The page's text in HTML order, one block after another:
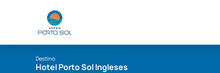
Destino
Hotel Porto Sol Ingleses